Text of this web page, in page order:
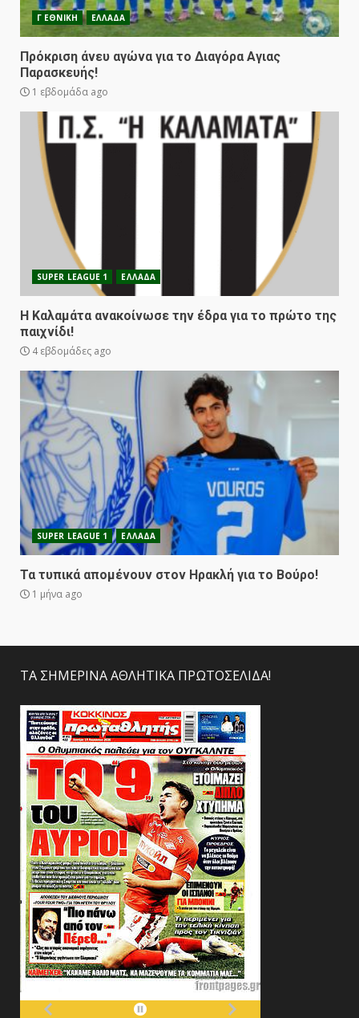
Γ ΕΘΝΙΚΗ ΕΛΛΑΔΑ
Πρόκριση άνευ αγώνα για το Διαγόρα Αγιας
Παρασκευής!
1 εβδομάδα ago
SUPER LEAGUE 1 ΕΛΛΑΔΑ
Η Καλαμάτα ανακοίνωσε την έδρα για το πρώτο της
παιχνίδι!
4 εβδομάδες ago
SUPER LEAGUE 1 ΕΛΛΑΔΑ
Τα τυπικά απομένουν στον Ηρακλή για το Βούρο!
1 μήνα ago
ΤΑ ΣΗΜΕΡΙΝΑ ΑΘΛΗΤΙΚΑ ΠΡΩΤΟΣΕΛΙΔΑ!